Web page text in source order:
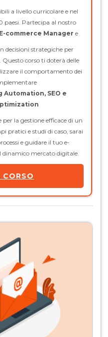
a livello curricolare e nel
paesi. Partecipa al nostro
commerce Manager e
decisioni strategiche per
corso ti doterà delle
il comportamento dei
SEO e
la gestione efficace di un
pratici e studi di caso, sarai
e guidare il tuo e-
dinamico mercato digitale.
CORSO